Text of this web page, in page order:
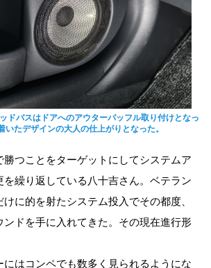
ドバスはドアへのアウターバッフル取り付けとなっ
いたデザインの大人の仕上がりとなった。
勝つことをターゲットにしてシステムア
を繰り返している八十吉さん。ベテラン
に的を射たシステム投入でその都度、
ンドを手に入れてきた。その現在進行形
にはコンペでも数多く見られるようにな